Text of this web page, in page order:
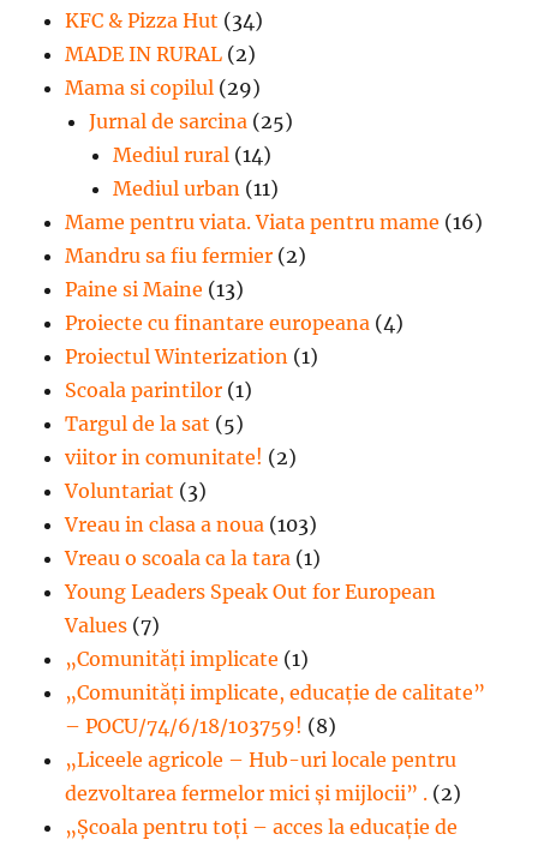
KFC & Pizza Hut (34)
MADE IN RURAL (2)
Mama si copilul (29)
Jurnal de sarcina (25)
Mediul rural (14)
Mediul urban (11)
Mame pentru viata. Viata pentru mame (16)
Mandru sa fiu fermier (2)
Paine si Maine (13)
Proiecte cu finantare europeana (4)
Proiectul Winterization (1)
Scoala parintilor (1)
Targul de la sat (5)
viitor in comunitate! (2)
Voluntariat (3)
Vreau in clasa a noua (103)
Vreau o scoala ca la tara (1)
Young Leaders Speak Out for European
Values (7)
„Comunități implicate (1)
„Comunități implicate, educație de calitate”
– POCU/74/6/18/103759! (8)
„Liceele agricole – Hub-uri locale pentru
dezvoltarea fermelor mici şi mijlocii” . (2)
„Școala pentru toți – acces la educație de